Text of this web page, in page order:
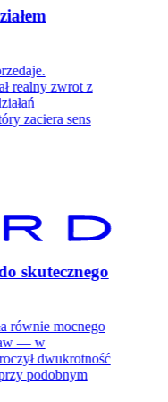
realny zwrot z
zaciera sens
skutecznego
równie mocnego
— w
dwukrotność
podobnym